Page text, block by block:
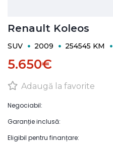
Renault Koleos
SUV 2009 254545 KM
5.650€
Adaugă la favorite
Negociabil:
Garanție inclusă:
Eligibil pentru finanțare: